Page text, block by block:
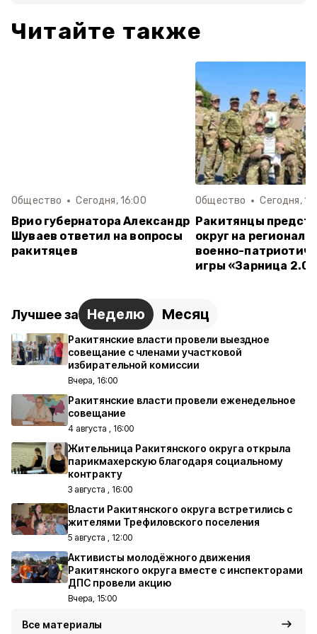
Читайте также
Общество Сегодня, 16:00
Врио губернатора Александр
Шуваев ответил на вопросы
ракитяцев
Общество Сегодня,
Ракитянцы
округ на
военно-
игры «Зарница 2.0»
Лучшее за Неделю Месяц
Ракитянские власти провели выездное
совещание с членами участковой
избирательной комиссии
Вчера, 16:00
Ракитянские власти провели еженедельное
совещание
4 августа , 16:00
Жительница Ракитянского округа открыла
парикмахерскую благодаря социальному
контракту
3 августа , 16:00
Власти Ракитянского округа встретились с
жителями Трефиловского поселения
5 августа , 12:00
Активисты молодёжного движения
Ракитянского округа вместе с инспекторами
ДПС провели акцию
Вчера, 15:00
Все материалы